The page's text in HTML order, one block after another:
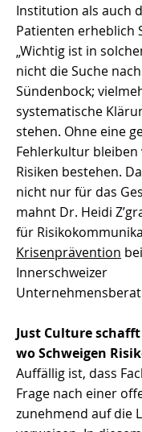
Institution als auch
Patienten erheblich
„Wichtig ist in
nicht die Suche
Sündenbock;
systematische
stehen. Ohne eine
Fehlerkultur
Risiken bestehen.
nicht nur für das
mahnt Dr. Heidi
für
Krisenprävention
Innerschweizer
Just Culture
wo Schweigen
Auffällig ist, dass
Frage nach einer
zunehmend auf die